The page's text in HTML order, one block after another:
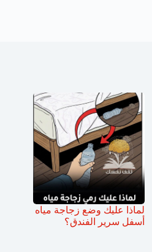
لماذا عليك وضع زجاجة مياه
أسفل سرير الفندق؟